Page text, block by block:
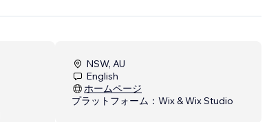
NSW, AU
English
ホームページ
プラットフォーム： Wix & Wix Studio